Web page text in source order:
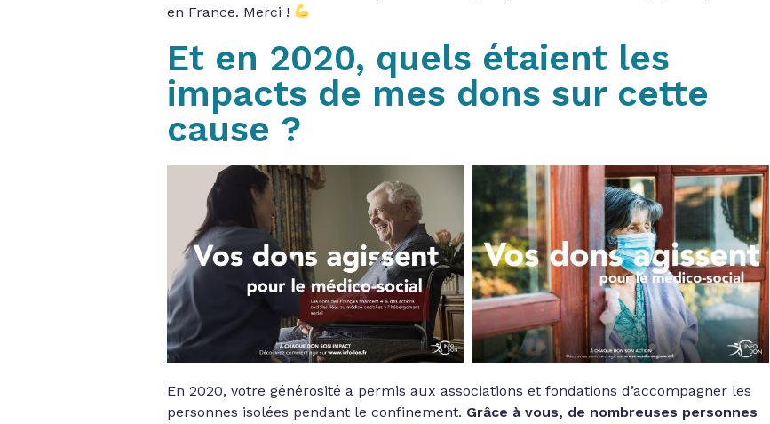
en France. Merci !
Et en 2020, quels étaient les
impacts de mes dons sur cette
cause ?
En 2020, votre générosité a permis aux associations et fondations d’accompagner les
personnes isolées pendant le confinement. Grâce à vous, de nombreuses personnes